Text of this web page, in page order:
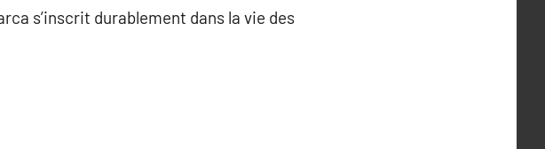
s’inscrit durablement dans la vie des